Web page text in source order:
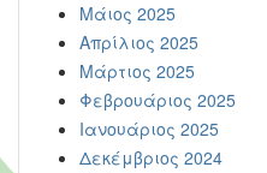
Μάιος 2025
Απρίλιος 2025
Μάρτιος 2025
Φεβρουάριος 2025
Ιανουάριος 2025
Δεκέμβριος 2024